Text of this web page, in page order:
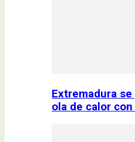
Extremadura
ola de calor